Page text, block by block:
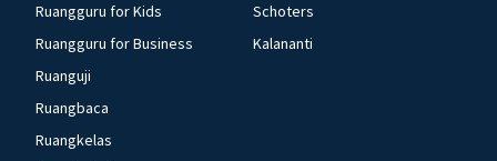
Ruangguru for Kids
Ruangguru for Business
Ruanguji
Ruangbaca
Ruangkelas
Schoters
Kalananti